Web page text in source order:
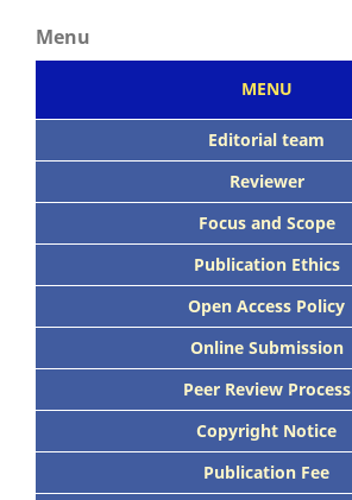
Menu
MENU
Editorial team
Reviewer
Focus and Scope
Publication Ethics
Open Access Policy
Online Submission
Peer Review Process
Copyright Notice
Publication Fee